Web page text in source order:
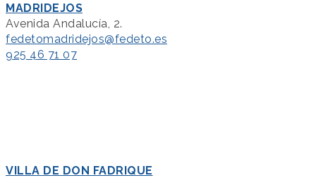
MADRIDEJOS
Avenida Andalucía, 2.
fedetomadridejos@fedeto.es
925 46 71 07
VILLA DE DON FADRIQUE